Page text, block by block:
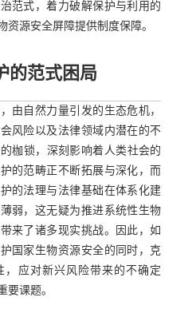
范式，着力破解保护与利用的
资源安全屏障提供制度保障。
的范式困局
由自然力量引发的生态危机，
风险以及法律领域内潜在的不
枷锁，深刻影响着人类社会的
的范畴正不断拓展与深化，而
的法理与法律基础在体系化建
弱，这无疑为推进系统性生物
来了诸多现实挑战。因此，如
国家生物资源安全的同时，克
，应对新兴风险带来的不确定
要课题。